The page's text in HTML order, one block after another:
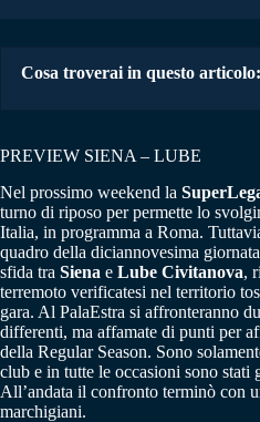
Cosa troverai in questo articolo:
PREVIEW SIENA – LUBE
Nel prossimo weekend la
turno di riposo per permette lo
Italia, in programma a Roma.
quadro della diciannovesima
sfida tra Siena e Lube Civitanova,
terremoto verificatesi nel territorio
gara. Al PalaEstra si affronteranno
differenti, ma affamate di punti per
della Regular Season. Sono
club e in tutte le occasioni sono stati
All’andata il confronto terminò con
marchigiani.